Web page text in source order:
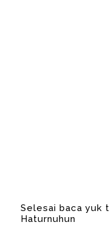
Selesai baca yuk
Haturnuhun